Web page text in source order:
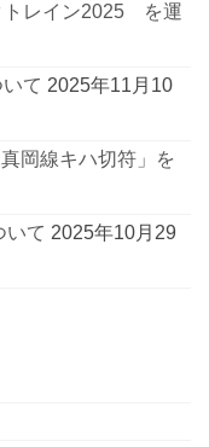
トレイン2025 を運
て 2025年11月10
岡線キハ切符」を
いて 2025年10月29